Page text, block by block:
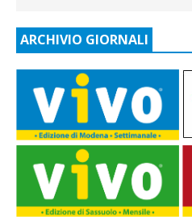
ARCHIVIO GIORNALI